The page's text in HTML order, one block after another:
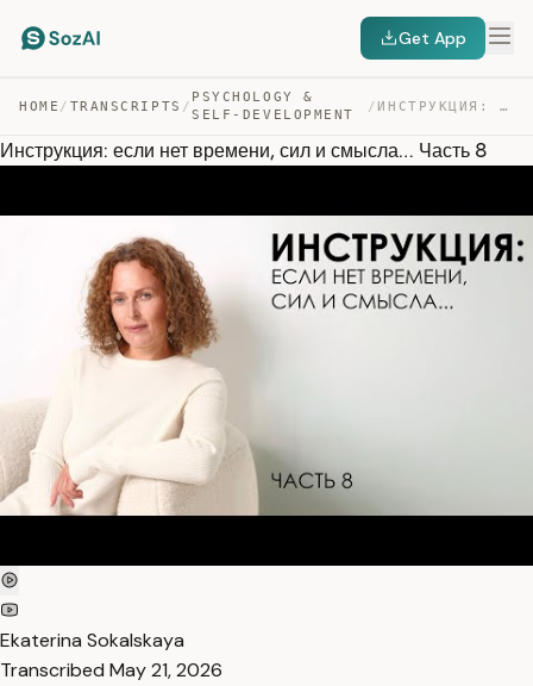
Get App
HOME / TRANSCRIPTS /
PSYCHOLOGY &
SELF-DEVELOPMENT
/ ИНСТРУКЦИЯ: ЕСЛИ НЕТ ВРЕМЕНИ, СИЛ И СМЫСЛА… ЧАСТЬ 8 — TRANSCRIPT
Инструкция: если нет времени, сил и смысла… Часть 8
Ekaterina Sokalskaya
Transcribed May 21, 2026